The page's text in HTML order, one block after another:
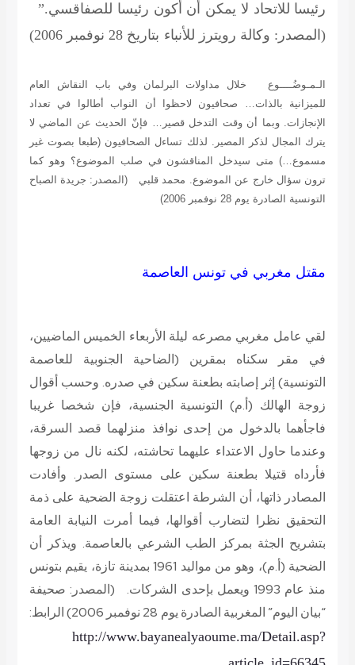
رئيسا للاتحاد لا يمكن أن أكون رئيسا للصفاقسي.”
(المصدر: وكالة رويترز للأنباء بتاريخ 28 نوفمبر 2006)
الـمـوضُــــوعخلال مداولات البرلمان وفي باب النقاش العام
للميزانية بالذات… صحافيون لاحظوا أن النواب أطالوا في تعداد
الإنجازات. وبما أن وقت التدخل قصير… فإنّ الحديث عن الماضي لا
يترك المجال لذكر المصير. لذلك تساءل الصحافيون (طبعا بصوت غير
مسموع…) متى سيدخل المناقشون في صلب الموضوع؟ وهو كما
ترون سؤال خارج عن الموضوع. محمد قلبي (المصدر: جريدة الصباح
التونسية الصادرة يوم 28 نوفمبر 2006)
مقتل مغربي في تونس العاصمة
لقي عامل مغربي مصرعه ليلة الأربعاء الخميس الماضيين،
في مقر سكناه بمقرين (الضاحية الجنوبية للعاصمة
التونسية) إثر إصابته بطعنة سكين في صدره. وحسب أقوال
زوجة الهالك (أ.م) التونسية الجنسية، فإن شخصا غريبا
فاجأهما بالدخول من إحدى نوافذ منزلهما قصد السرقة،
وعندما حاول الاعتداء عليهما تحاشته، لكنه نال من زوجها
فأرداه قتيلا بطعنة سكين على مستوى الصدر. وأفادت
المصادر ذاتها، أن الشرطة اعتقلت زوجة الضحية على ذمة
التحقيق نظرا لتضارب أقوالها، فيما أمرت النيابة العامة
بتشريح الجثة بمركز الطب الشرعي بالعاصمة. ويذكر أن
الضحية (أ.م)، وهو من مواليد 1961 بمدينة تازة، يقيم بتونس
منذ عام 1993 ويعمل بإحدى الشركات.
(المصدر: صحيفة
“بيان اليوم” المغربية الصادرة يوم 28 نوفمبر 2006) الرابط:
http://www.bayanealyaoume.ma/Detail.asp?